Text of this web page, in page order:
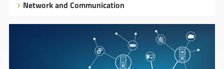
Network and Communication